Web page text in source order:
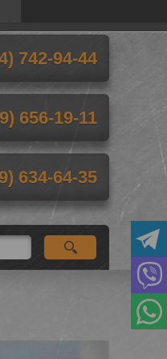
742-94-44
656-19-11
634-64-35